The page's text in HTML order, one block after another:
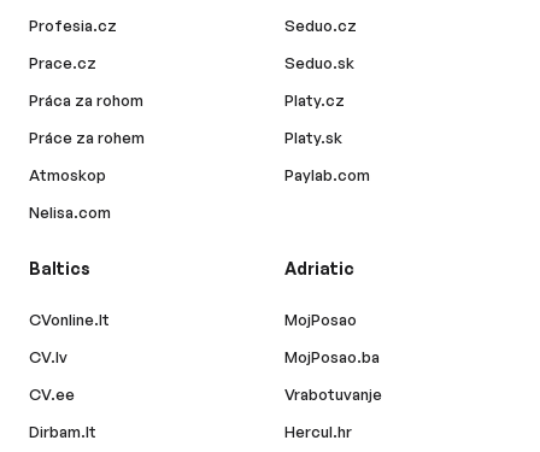
Profesia.cz
Prace.cz
Práca za rohom
Práce za rohem
Atmoskop
Nelisa.com
Seduo.cz
Seduo.sk
Platy.cz
Platy.sk
Paylab.com
Baltics
CVonline.lt
CV.lv
CV.ee
Dirbam.lt
Adriatic
MojPosao
MojPosao.ba
Vrabotuvanje
Hercul.hr